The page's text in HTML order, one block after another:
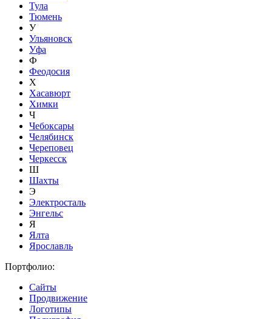
Тула
Тюмень
У
Ульяновск
Уфа
Ф
Феодосия
Х
Хасавюрт
Химки
Ч
Чебоксары
Челябинск
Череповец
Черкесск
Ш
Шахты
Э
Электросталь
Энгельс
Я
Ялта
Ярославль
Портфолио:
Сайты
Продвижение
Логотипы